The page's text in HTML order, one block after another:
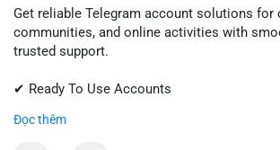
Get reliable Telegram account solutions for
communities, and online activities with
trusted support.
✔ Ready To Use Accounts
✔ Professional Customer Support
Đọc thêm